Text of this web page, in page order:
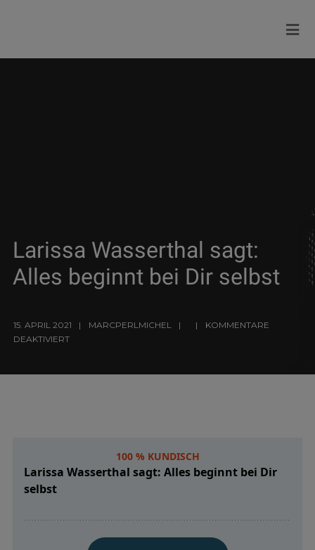
Larissa Wasserthal sagt:
Alles beginnt bei Dir selbst
15. APRIL 2021 MARCPERLMICHEL
KOMMENTARE
DEAKTIVIERT